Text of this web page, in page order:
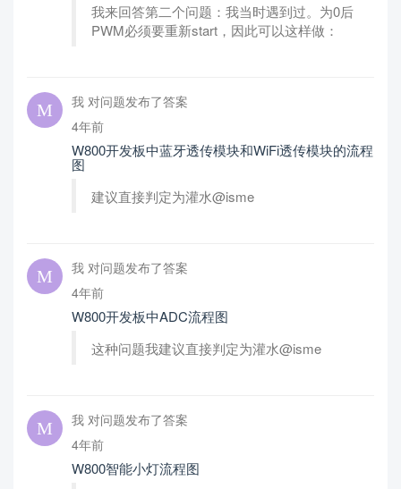
我来回答第二个问题：我当时遇到过。为0后
PWM必须要重新start，因此可以这样做：
我 对问题发布了答案
4年前
W800开发板中蓝牙透传模块和WiFi透传模块的流程
图
建议直接判定为灌水@isme
我 对问题发布了答案
4年前
W800开发板中ADC流程图
这种问题我建议直接判定为灌水@isme
我 对问题发布了答案
4年前
W800智能小灯流程图